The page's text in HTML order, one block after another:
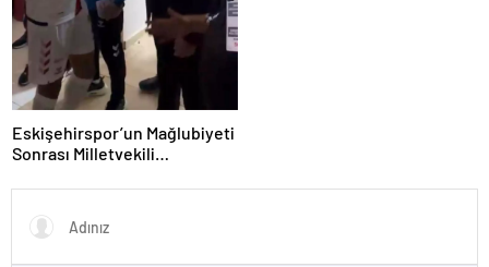
Eskişehirspor’un Mağlubiyeti
Sonrası Milletvekili